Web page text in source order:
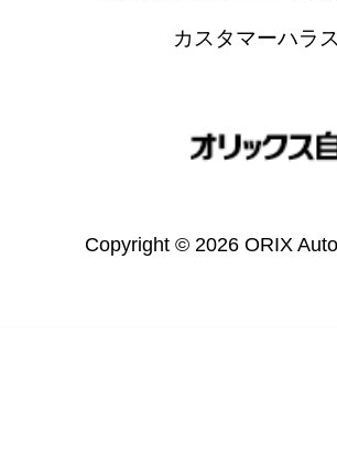
カスタマーハラ
Copyright © 2026 ORIX